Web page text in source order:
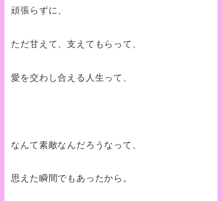
頑張らずに、
ただ甘えて、支えてもらって、
愛を交わし合える人生って、
なんて素敵なんだろうなって、
思えた瞬間でもあったから。